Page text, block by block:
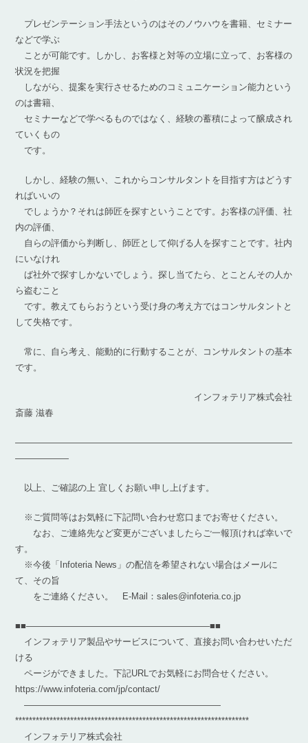
プレゼンテーション手法というのはそのノウハウを書籍、セミナー
などで学ぶ
ことが可能です。しかし、お客様と対等の立場に立って、お客様の
状況を把握
しながら、提案を実行させるためのコミュニケーション能力という
のは書籍、
セミナーなどで学べるものではなく、経験の蓄積によって醸成され
ていくもの
です。
しかし、経験の無い、これからコンサルタントを目指す方はどうす
ればいいの
でしょうか？それは師匠を探すということです。お客様の評価、社
内の評価、
自らの評価から判断し、師匠として仰げる人を探すことです。社内
にいなけれ
ば社外で探すしかないでしょう。探し当てたら、とことんその人か
ら盗むこと
です。教えてもらおうという受け身の考え方ではコンサルタントと
して失格です。
常に、自ら考え、能動的に行動することが、コンサルタントの基本
です。
インフォテリア株式会社
斎藤 滋春
―――――――――――――――――――――――――――――――
――――――
以上、ご確認の上 宜しくお願い申し上げます。
※ご質問等はお気軽に下記問い合わせ窓口までお寄せください。
なお、ご連絡先など変更がございましたらご一報頂ければ幸いで
す。
※今後「Infoteria News」の配信を希望されない場合はメールに
て、その旨
をご連絡ください。 E-Mail：sales@infoteria.co.jp
■■————————————————————–■■
インフォテリア製品やサービスについて、直接お問い合わせいただ
ける
ページができました。下記URLでお気軽にお問合せください。
https://www.infoteria.com/jp/contact/
——————————————————————
********************************************************************
インフォテリア株式会社